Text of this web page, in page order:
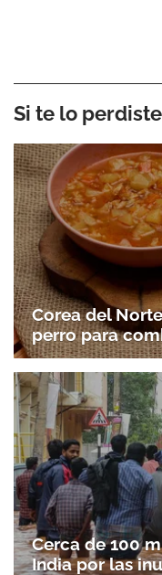
Si te lo perdiste
Corea del
perro para
Cerca de 100
India por las